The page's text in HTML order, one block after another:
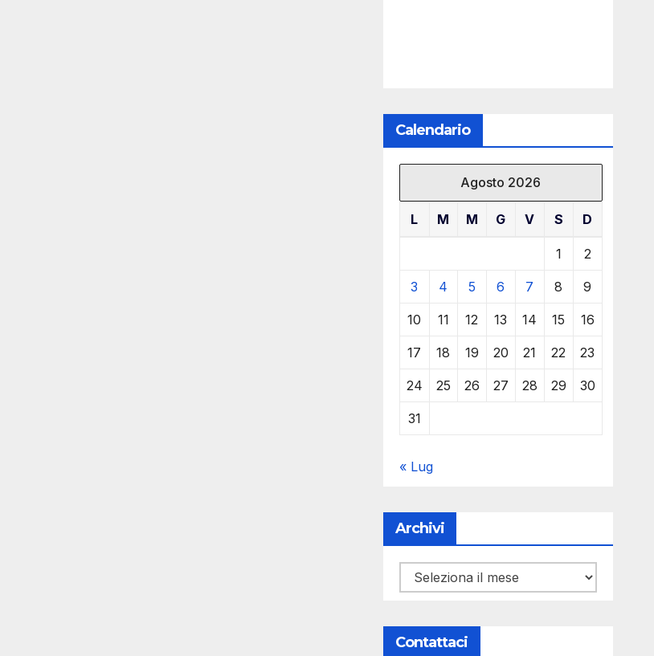
Calendario
Agosto 2026
L M M G V S D
1 2
3 4 5 6 7 8 9
10 11 12 13 14 15 16
17 18 19 20 21 22 23
24 25 26 27 28 29 30
31
« Lug
Archivi
Archivi
Contattaci